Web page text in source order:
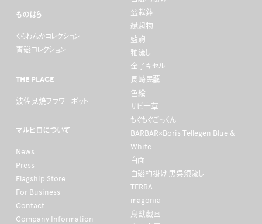
盆栽鉢
縁起物
藍駒
釉流し
金子キセル
長崎民藝
色絵
サビ十草
もぐもぐごっくん
BARBAR×Boris Tellegen Blue &
White
白面
白磁杓掛け 黒呉須流し
TERRA
magonia
鳥獣戯画
ものはら
くらわんかコレクション
青磁コレクション
THE PLACE
波佐見焼フラワーポット
マルヒロについて
News
Press
Flagship Store
For Business
Contact
Company Information